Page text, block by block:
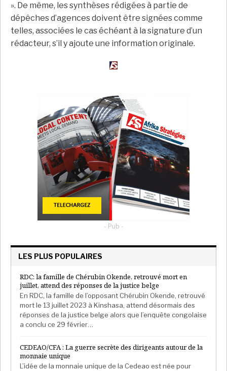
». De même, les synthèses rédigées à partie de
dépêches d’agences doivent être signées comme
telles, associées le cas échéant à la signature d’un
rédacteur, s’il y ajoute une information originale.
- Pub -
LES PLUS POPULAIRES
RDC: la famille de Chérubin Okende, retrouvé mort en
juillet, attend des réponses de la justice belge
En RDC, la famille de l’opposant Chérubin Okende, retrouvé
mort le 13 juillet 2023 à Kinshasa, attend désormais des
réponses de la justice belge alors que l’enquête congolaise
a conclu ce 29 février…
CEDEAO/CFA : La guerre secrète des dirigeants autour de la
monnaie unique
L’idée de la monnaie unique de la Cedeao est née pour